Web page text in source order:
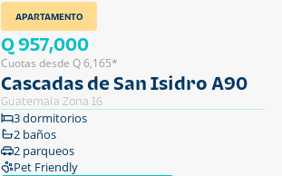
APARTAMENTO
Q 957,000
Cuotas desde Q 6,165*
Cascadas de San Isidro A90
Guatemala Zona 16
3 dormitorios
2 baños
2 parqueos
Pet Friendly